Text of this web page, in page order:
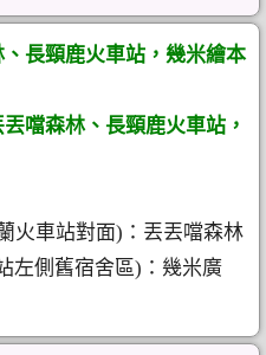
長頸鹿火車站，幾米繪本
噹森林、長頸鹿火車站，
火車站對面)：丟丟噹森林
左側舊宿舍區)：幾米廣